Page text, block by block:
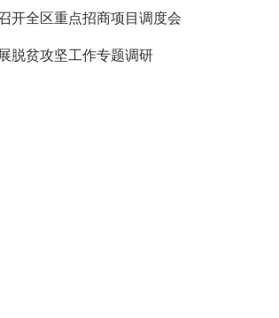
开全区重点招商项目调度会
脱贫攻坚工作专题调研